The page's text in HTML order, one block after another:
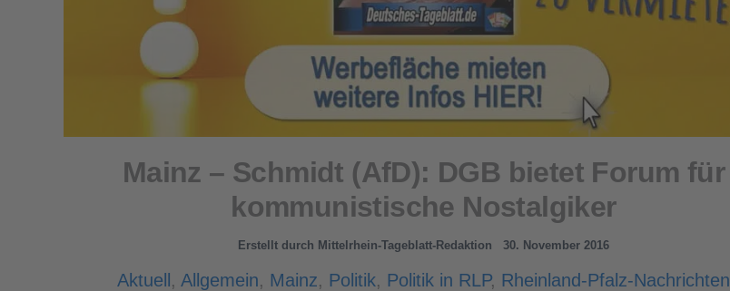
Mainz – Schmidt (AfD): DGB bietet Forum für
kommunistische Nostalgiker
Erstellt durch Mittelrhein-Tageblatt-Redaktion 30. November 2016
Aktuell, Allgemein, Mainz, Politik, Politik in RLP, Rheinland-Pfalz-Nachrichten